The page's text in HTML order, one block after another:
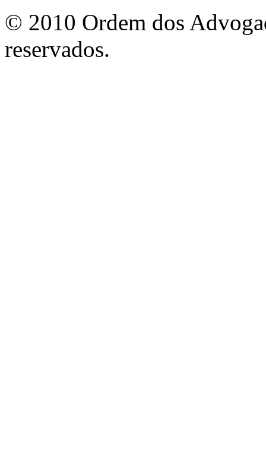
© 2010 Ordem dos
reservados.